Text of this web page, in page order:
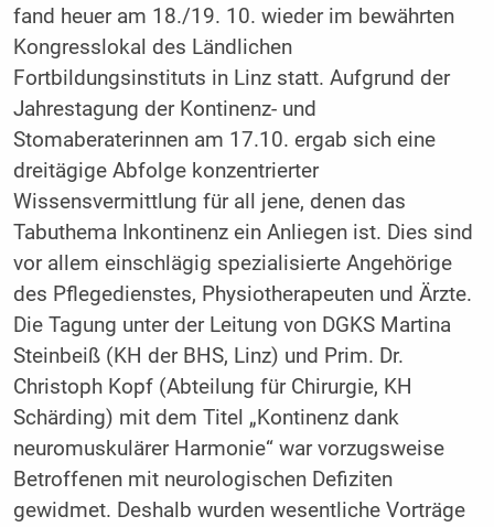
fand heuer am 18./19. 10. wieder im bewährten
Kongresslokal des Ländlichen
Fortbildungsinstituts in Linz statt. Aufgrund der
Jahrestagung der Kontinenz- und
Stomaberaterinnen am 17.10. ergab sich eine
dreitägige Abfolge konzentrierter
Wissensvermittlung für all jene, denen das
Tabuthema Inkontinenz ein Anliegen ist. Dies sind
vor allem einschlägig spezialisierte Angehörige
des Pflegedienstes, Physiotherapeuten und Ärzte.
Die Tagung unter der Leitung von DGKS Martina
Steinbeiß (KH der BHS, Linz) und Prim. Dr.
Christoph Kopf (Abteilung für Chirurgie, KH
Schärding) mit dem Titel „Kontinenz dank
neuromuskulärer Harmonie“ war vorzugsweise
Betroffenen mit neurologischen Defiziten
gewidmet. Deshalb wurden wesentliche Vorträge